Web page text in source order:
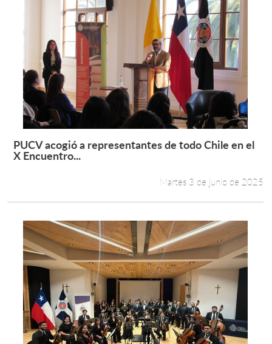
Leer más +
PUCV acogió a representantes de todo Chile en el
X Encuentro...
Martes 3 de junio de 2025